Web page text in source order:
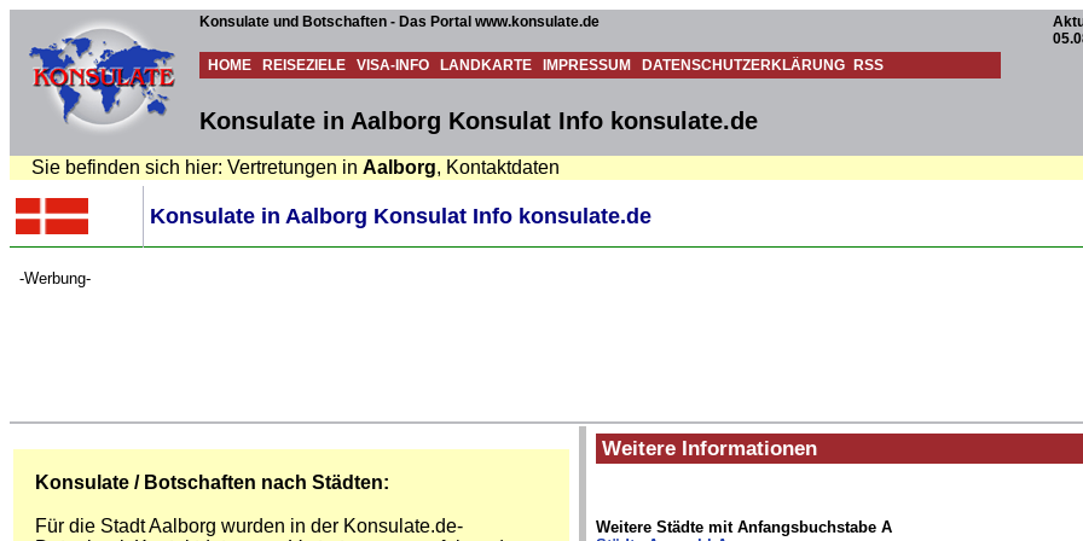
Konsulate und Botschaften - Das Portal www.konsulate.de
HOME REISEZIELE VISA-INFO LANDKARTE IMPRESSUM DATENSCHUTZERKLÄRUNG RSS
Konsulate in Aalborg Konsulat Info konsulate.de
Sie befinden sich hier: Vertretungen in Aalborg, Kontaktdaten
Konsulate in Aalborg Konsulat Info konsulate.de
-Werbung-
Konsulate / Botschaften nach Städten:
Für die Stadt Aalborg wurden in der Konsulate.de-
Weitere Informationen
Weitere Städte mit Anfangsbuchstabe A